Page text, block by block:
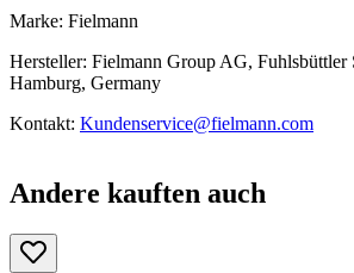
Marke: Fielmann
Hersteller: Fielmann Group AG, Fuhlsbüttler
Hamburg, Germany
Kontakt: Kundenservice@fielmann.com
Andere kauften auch